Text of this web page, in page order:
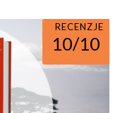
RECENZJE
10/10